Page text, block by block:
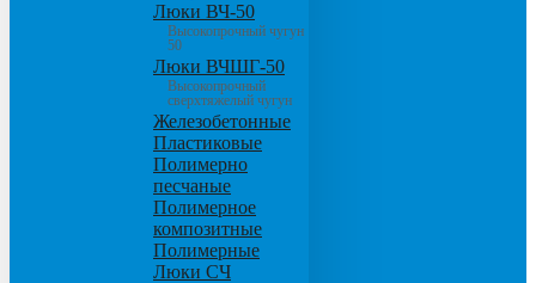
Люки ВЧ-50
Высокопрочный чугун
50
Люки ВЧШГ-50
Высокопрочный
сверхтяжелый чугун
Железобетонные
Пластиковые
Полимерно
песчаные
Полимерное
композитные
Полимерные
Люки СЧ